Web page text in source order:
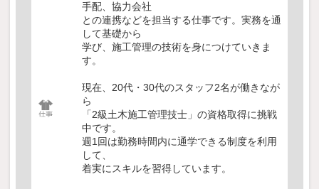
手配、協力会社
との連携などを担当する仕事です。実務を通
して基礎から
学び、施工管理の技術を身につけていきま
す。
現在、20代・30代のスタッフ2名が働きなが
ら
「2級土木施工管理技士」の資格取得に挑戦
中です。
週1回は勤務時間内に通学できる制度を利用
して、
着実にスキルを習得しています。